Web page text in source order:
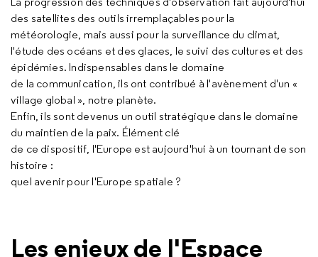
des satellites des outils irremplaçables pour la
météorologie, mais aussi pour la surveillance du climat,
l'étude des océans et des glaces, le suivi des cultures et des
épidémies. Indispensables dans le domaine
de la communication, ils ont contribué à l'avènement d'un «
village global », notre planète.
Enfin, ils sont devenus un outil stratégique dans le domaine
du maintien de la paix. Élément clé
de ce dispositif, l'Europe est aujourd'hui à un tournant de son
histoire :
quel avenir pour l'Europe spatiale ?
Les enjeux de l'Espace